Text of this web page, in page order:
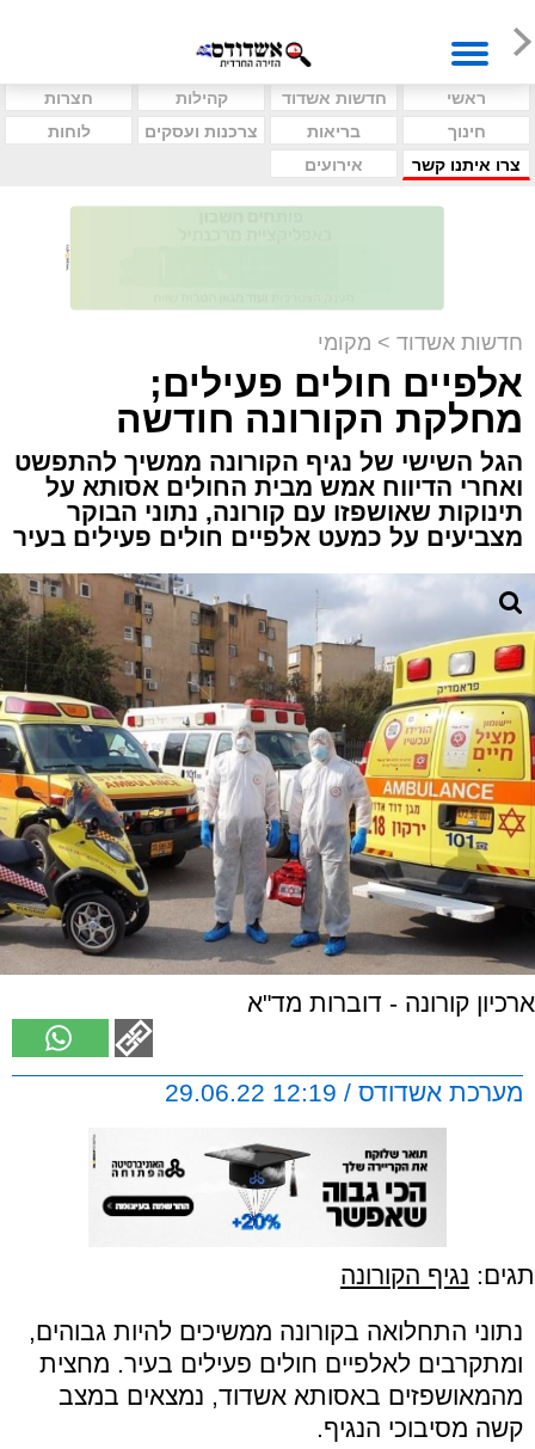
ראשי חדשות אשדוד קהילות
חצרות
חינוך
בריאות צרכנות ועסקים
לוחות
צרו איתנו קשר
אירועים
חדשות אשדוד > מקומי
אלפיים חולים פעילים;
מחלקת הקורונה חודשה
הגל השישי של נגיף הקורונה ממשיך להתפשט
ואחרי הדיווח אמש מבית החולים אסותא על
תינוקות שאושפזו עם קורונה, נתוני הבוקר
מצביעים על כמעט אלפיים חולים פעילים בעיר
ארכיון קורונה - דוברות מד"א
מערכת אשדודס / 12:19 29.06.22
תגים: נגיף הקורונה
נתוני התחלואה בקורונה ממשיכים להיות גבוהים,
ומתקרבים לאלפיים חולים פעילים בעיר. מחצית
מהמאושפזים באסותא אשדוד, נמצאים במצב
קשה מסיבוכי הנגיף.